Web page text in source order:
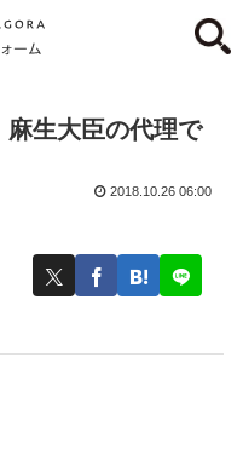
生大臣の代理で
2018.10.26 06:00